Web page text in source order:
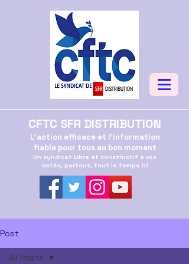
CFTC SFR DISTRIBUTION
L'action efficace et l'information
fiable pour tous au bon moment
Un syndicat Libre et constructif à vos
cotés, partout, tout le temps !!!
Post
All Posts